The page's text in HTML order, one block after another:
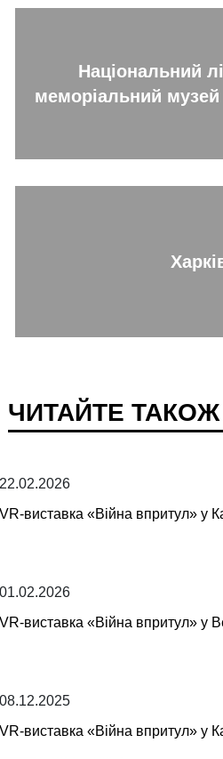
Національний
меморіальний
ЧИТАЙТЕ ТАКОЖ
22.02.2026
VR-виставка «Війна впритул» у
01.02.2026
VR-виставка «Війна впритул» у
08.12.2025
VR-виставка «Війна впритул» у